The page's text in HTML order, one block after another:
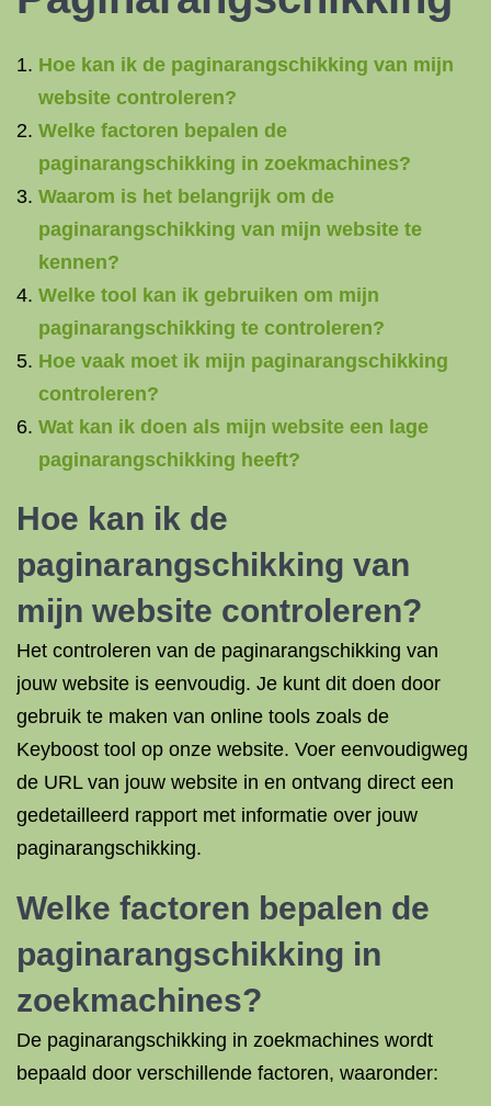
Hoe kan ik de paginarangschikking van mijn
website controleren?
Welke factoren bepalen de
paginarangschikking in zoekmachines?
Waarom is het belangrijk om de
paginarangschikking van mijn website te
kennen?
Welke tool kan ik gebruiken om mijn
paginarangschikking te controleren?
Hoe vaak moet ik mijn paginarangschikking
controleren?
Wat kan ik doen als mijn website een lage
paginarangschikking heeft?
Hoe kan ik de
paginarangschikking van
mijn website controleren?
Het controleren van de paginarangschikking van
jouw website is eenvoudig. Je kunt dit doen door
gebruik te maken van online tools zoals de
Keyboost tool op onze website. Voer eenvoudigweg
de URL van jouw website in en ontvang direct een
gedetailleerd rapport met informatie over jouw
paginarangschikking.
Welke factoren bepalen de
paginarangschikking in
zoekmachines?
De paginarangschikking in zoekmachines wordt
bepaald door verschillende factoren, waaronder: